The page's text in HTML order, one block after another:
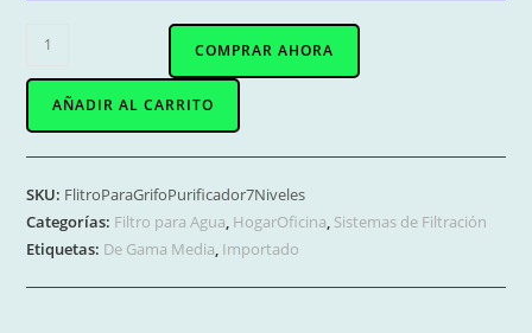
DR-
Filtro
de
Agua
para
Grifo
cantidad
COMPRAR AHORA
AÑADIR AL CARRITO
SKU: FlitroParaGrifoPurificador7Niveles
Categorías: Filtro para Agua, HogarOficina, Sistemas de Filtración
Etiquetas: De Gama Media, Importado